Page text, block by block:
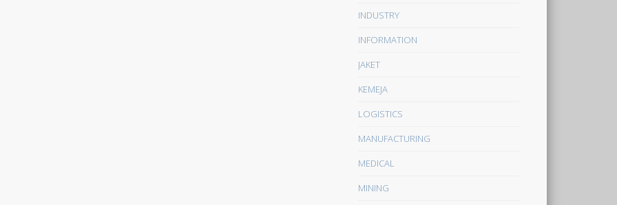
INDUSTRY
INFORMATION
JAKET
KEMEJA
LOGISTICS
MANUFACTURING
MEDICAL
MINING